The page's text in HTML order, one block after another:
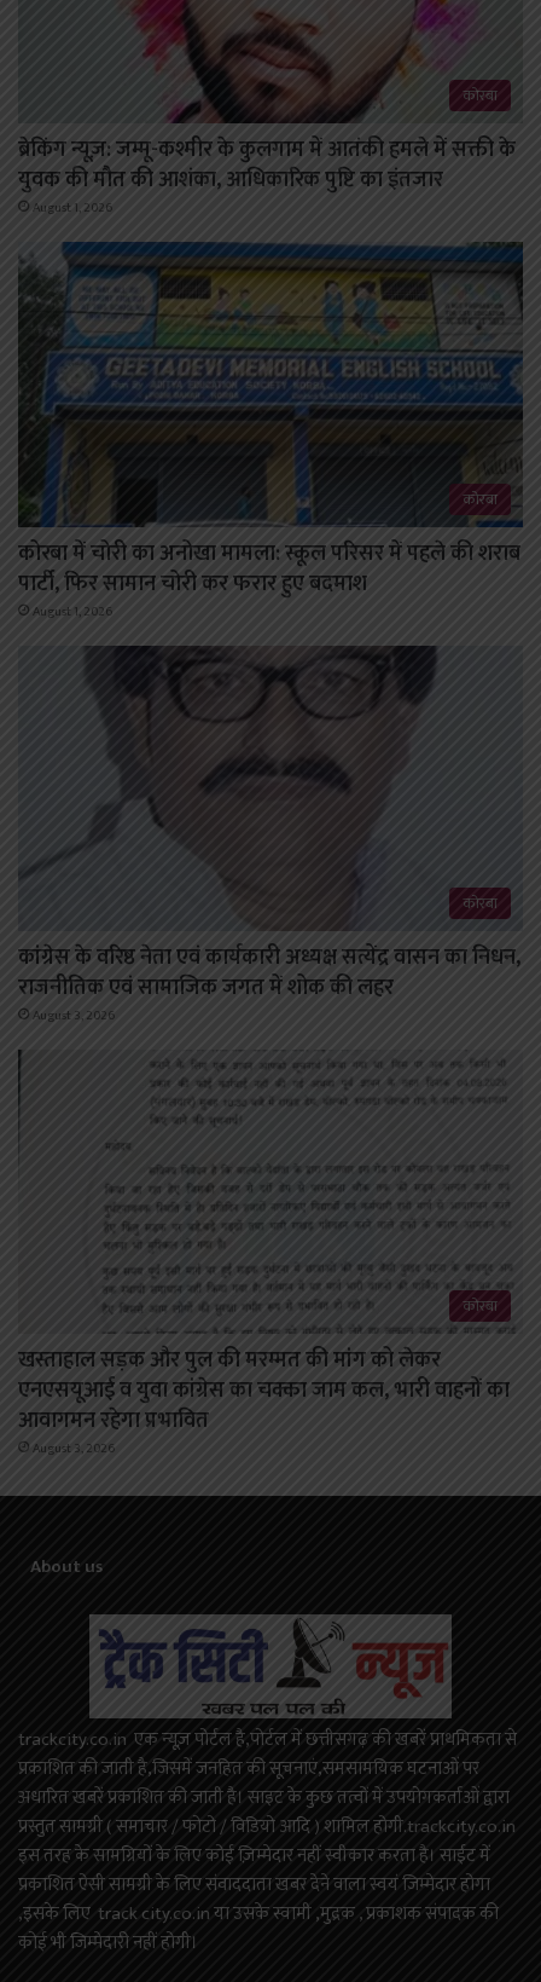
कोरबा
ब्रेकिंग न्यूज़: जम्मू-कश्मीर के कुलगाम में आतंकी हमले में सक्ती के
युवक की मौत की आशंका, आधिकारिक पुष्टि का इंतजार
August 1, 2026
कोरबा
कोरबा में चोरी का अनोखा मामला: स्कूल परिसर में पहले की शराब
पार्टी, फिर सामान चोरी कर फरार हुए बदमाश
August 1, 2026
कोरबा
कांग्रेस के वरिष्ठ नेता एवं कार्यकारी अध्यक्ष सत्येंद्र वासन का निधन,
राजनीतिक एवं सामाजिक जगत में शोक की लहर
August 3, 2026
कोरबा
खस्ताहाल सड़क और पुल की मरम्मत की मांग को लेकर
एनएसयूआई व युवा कांग्रेस का चक्का जाम कल, भारी वाहनों का
आवागमन रहेगा प्रभावित
August 3, 2026
About us
trackcity.co.in एक न्यूज़ पोर्टल है,पोर्टल में छत्तीसगढ़ की खबरें प्राथमिकता से
प्रकाशित की जाती है,जिसमें जनहित की सूचनाएं,समसामयिक घटनाओं पर
अधारित खबरें प्रकाशित की जाती है। साइट के कुछ तत्वों में उपयोगकर्ताओं द्वारा
प्रस्तुत सामग्री ( समाचार / फोटो / विडियो आदि ) शामिल होगी.trackcity.co.in
इस तरह के सामग्रियों के लिए कोई ज़िम्मेदार नहीं स्वीकार करता है। साईट में
प्रकाशित ऐसी सामग्री के लिए संवाददाता खबर देने वाला स्वयं जिम्मेदार होगा
,इसके लिए track city.co.in या उसके स्वामी ,मुद्रक , प्रकाशक संपादक की
कोई भी जिम्मेदारी नहीं होगी।